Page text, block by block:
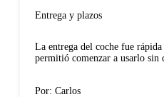
Entrega y plazos
La entrega del coche fue
permitió comenzar a usarlo sin
Por: Carlos